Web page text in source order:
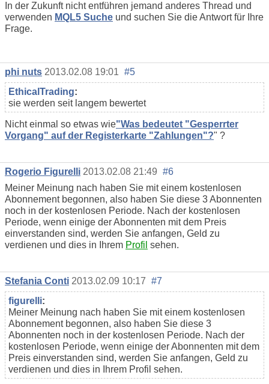
In der Zukunft nicht entführen jemand anderes Thread und
verwenden MQL5 Suche und suchen Sie die Antwort für Ihre
Frage.
phi nuts 2013.02.08 19:01 #5
EthicalTrading:
sie werden seit langem bewertet
Nicht einmal so etwas wie"Was bedeutet "Gesperrter
Vorgang" auf der Registerkarte "Zahlungen"?" ?
Rogerio Figurelli 2013.02.08 21:49 #6
Meiner Meinung nach haben Sie mit einem kostenlosen
Abonnement begonnen, also haben Sie diese 3 Abonnenten
noch in der kostenlosen Periode. Nach der kostenlosen
Periode, wenn einige der Abonnenten mit dem Preis
einverstanden sind, werden Sie anfangen, Geld zu
verdienen und dies in Ihrem Profil sehen.
Stefania Conti 2013.02.09 10:17 #7
figurelli:
Meiner Meinung nach haben Sie mit einem kostenlosen
Abonnement begonnen, also haben Sie diese 3
Abonnenten noch in der kostenlosen Periode. Nach der
kostenlosen Periode, wenn einige der Abonnenten mit dem
Preis einverstanden sind, werden Sie anfangen, Geld zu
verdienen und dies in Ihrem Profil sehen.